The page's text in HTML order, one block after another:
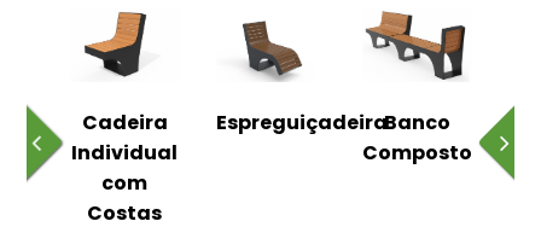
Cadeira
Individual
com
Costas
EspreguiçadeiraBanco
Composto